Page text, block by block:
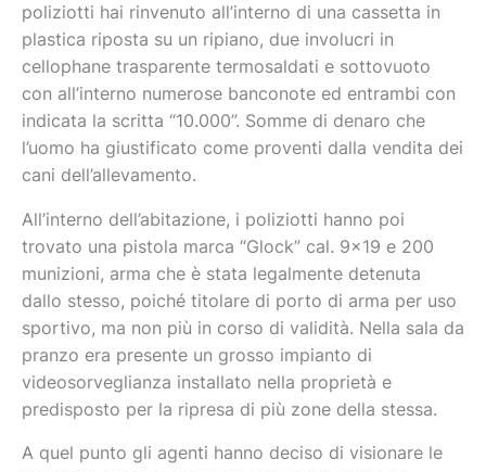
poliziotti hai rinvenuto all’interno di una cassetta in
plastica riposta su un ripiano, due involucri in
cellophane trasparente termosaldati e sottovuoto
con all’interno numerose banconote ed entrambi con
indicata la scritta “10.000”. Somme di denaro che
l’uomo ha giustificato come proventi dalla vendita dei
cani dell’allevamento.
All’interno dell’abitazione, i poliziotti hanno poi
trovato una pistola marca “Glock” cal. 9×19 e 200
munizioni, arma che è stata legalmente detenuta
dallo stesso, poiché titolare di porto di arma per uso
sportivo, ma non più in corso di validità. Nella sala da
pranzo era presente un grosso impianto di
videosorveglianza installato nella proprietà e
predisposto per la ripresa di più zone della stessa.
A quel punto gli agenti hanno deciso di visionare le